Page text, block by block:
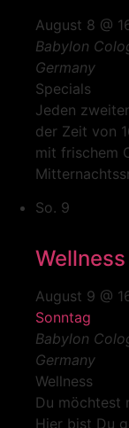
August 8 @
Babylon
Germany
Specials
Jeden
der Zeit von
mit frischem
So. 9
August 9 @
Sonntag
Babylon
Germany
Wellness
Du möchtest
Hier bist Du